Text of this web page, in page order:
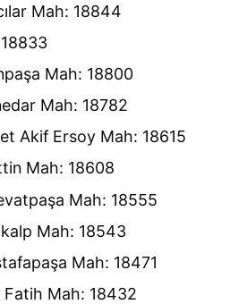
Mah: 18844
Mah: 18800
Mah: 18782
Akif Ersoy Mah: 18615
Mah: 18608
Mah: 18555
Mah: 18543
Mah: 18471
Mah: 18432